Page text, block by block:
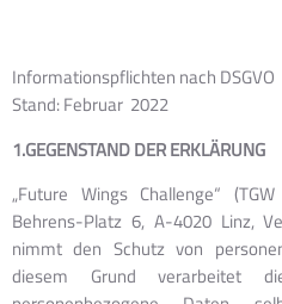
Informationspflichten nach DSGVO
Stand: Februar 2022
1.GEGENSTAND DER ERKLÄRUNG
„Future Wings Challenge“
Behrens-Platz 6, A-4020 Linz,
nimmt den Schutz von
diesem Grund verarbeitet